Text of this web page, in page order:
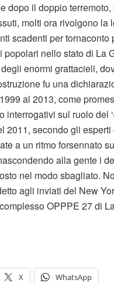
dopo il doppio
molti ora rivolgono la
scadenti per
nello stato di La
enormi grattacieli,
fu una
al 2013, come
sul ruolo del
2011, secondo gli
a un ritmo forsennato
alla gente i
nel modo sbagliato.
agli inviati del New
OPPPE 27 di
X WhatsApp